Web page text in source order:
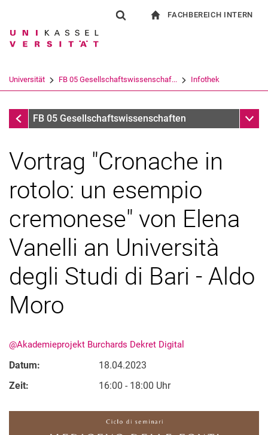
Springe direkt zu: Inhalt
Springe direkt zu: Suche
Springe direkt zu:
Suchbegriff
Suchen (öffnet externen Link in einem
FACHBEREICH INTERN
Universität FB 05 Gesellschaftswissenschaf... Infothek
InfothekFB 05 Gesellschaftswissenschaften
Vortrag "Cronache in
rotolo: un esempio
cremonese" von Elena
Vanelli an Università
degli Studi di Bari - Aldo
Moro
@Akademieprojekt Burchards Dekret Digital
Datum:
18.04.2023
Zeit:
16:00 - 18:00 Uhr